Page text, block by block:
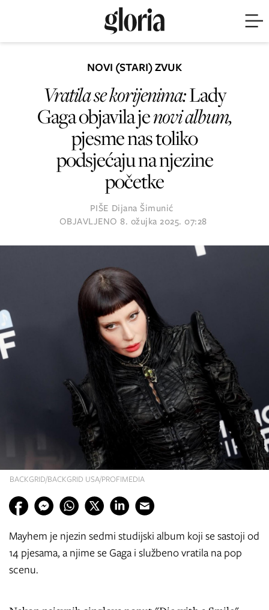
BACKGRID/BACKGRID USA/PROFIMEDIA
NOVI (STARI) ZVUK
Vratila se korijenima:Lady
Gaga objavila jenovi album,
pjesme nas toliko
podsjećaju na njezine
početke
PIŠE Dijana Šimunić
OBJAVLJENO 8. ožujka 2025. 07:28
Mayhem je njezin sedmi studijski album koji se sastoji od
14 pjesama, a njime se Gaga i službeno vratila na pop
scenu.